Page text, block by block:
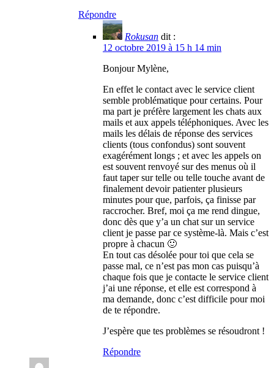
Répondre
Rokusan dit :
12 octobre 2019 à 15 h 14 min
Bonjour Mylène,
En effet le contact avec le service client
semble problématique pour certains. Pour
ma part je préfère largement les chats aux
mails et aux appels téléphoniques. Avec les
mails les délais de réponse des services
clients (tous confondus) sont souvent
exagérément longs ; et avec les appels on
est souvent renvoyé sur des menus où il
faut taper sur telle ou telle touche avant de
finalement devoir patienter plusieurs
minutes pour que, parfois, ça finisse par
raccrocher. Bref, moi ça me rend dingue,
donc dès que y’a un chat sur un service
client je passe par ce système-là. Mais c’est
propre à chacun 🙂
En tout cas désolée pour toi que cela se
passe mal, ce n’est pas mon cas puisqu’à
chaque fois que je contacte le service client
j’ai une réponse, et elle est correspond à
ma demande, donc c’est difficile pour moi
de te répondre.
J’espère que tes problèmes se résoudront !
Répondre